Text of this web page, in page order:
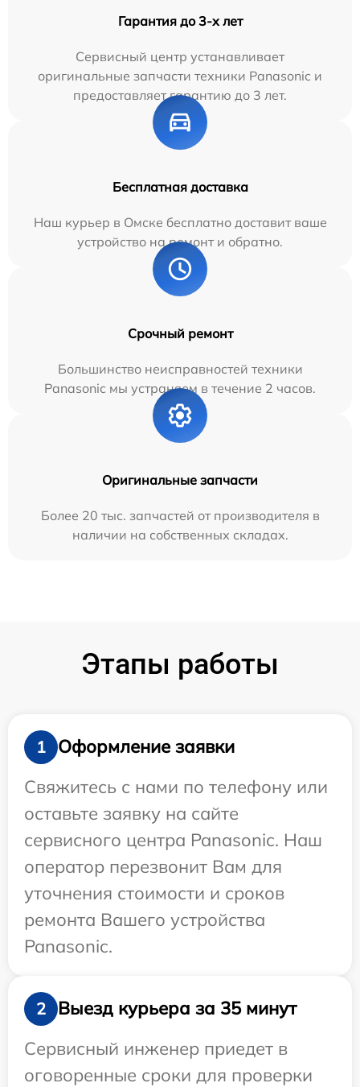
Гарантия до 3-х лет
Сервисный центр устанавливает
оригинальные запчасти техники Panasonic и
предоставляет гарантию до 3 лет.
Бесплатная доставка
Наш курьер в Омске бесплатно доставит ваше
устройство на ремонт и обратно.
Срочный ремонт
Большинство неисправностей техники
Panasonic мы устраняем в течение 2 часов.
Оригинальные запчасти
Более 20 тыс. запчастей от производителя в
наличии на собственных складах.
Этапы работы
1
Оформление заявки
Свяжитесь с нами по телефону или
оставьте заявку на сайте
сервисного центра Panasonic. Наш
оператор перезвонит Вам для
уточнения стоимости и сроков
ремонта Вашего устройства
Panasonic.
2
Выезд курьера за 35 минут
Сервисный инженер приедет в
оговоренные сроки для проверки